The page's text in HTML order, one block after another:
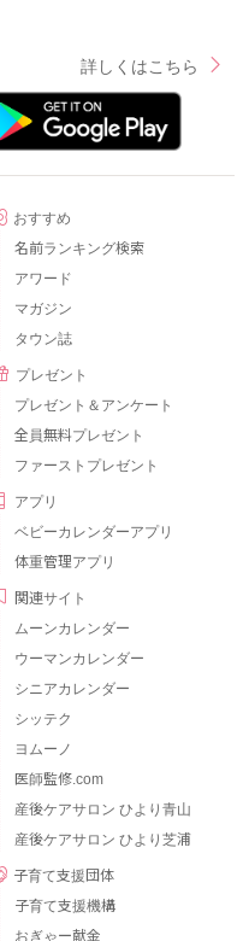
詳しくはこちら
おすすめ
名前ランキング検索
アワード
マガジン
タウン誌
プレゼント
プレゼント＆アンケート
全員無料プレゼント
ファーストプレゼント
アプリ
ベビーカレンダーアプリ
体重管理アプリ
関連サイト
ムーンカレンダー
ウーマンカレンダー
シニアカレンダー
シッテク
ヨムーノ
医師監修.com
産後ケアサロン ひより青山
産後ケアサロン ひより芝浦
子育て支援団体
子育て支援機構
おぎゃー献金